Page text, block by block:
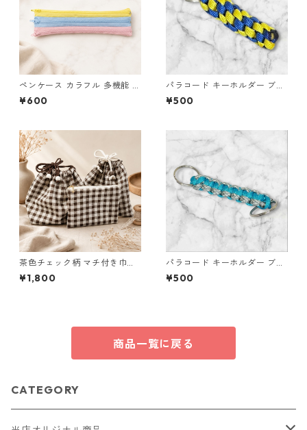
ペンケース カラフル 多機能 筆
箱 ファスナー6本 s10
¥600
パラコード キーホルダー ブル
ー イエロー 編み込み s32
¥500
茶色チェック柄 マチ付き巾
着・巾着・ミニポーチ 3点セッ
ト O66 巾着袋 布小物 ハンド
¥1,800
パラコード キーホルダー ブル
ー グレー ホワイト 編み込み s
36 アウトドア
¥500
商品一覧に戻る
CATEGORY